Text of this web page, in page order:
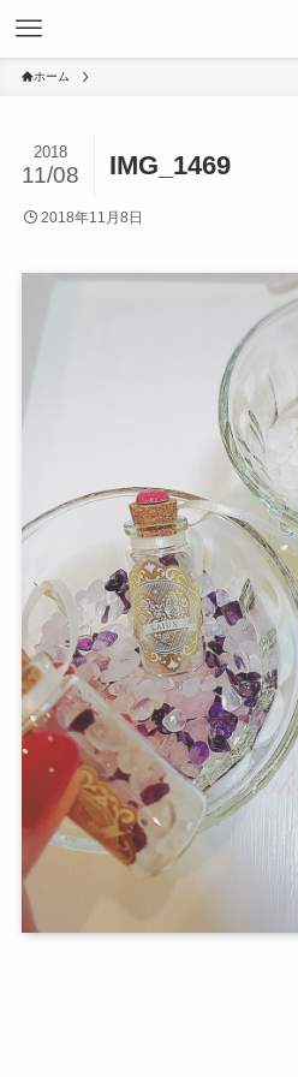
ホーム
IMG_1469
2018
11/08
2018年11月8日